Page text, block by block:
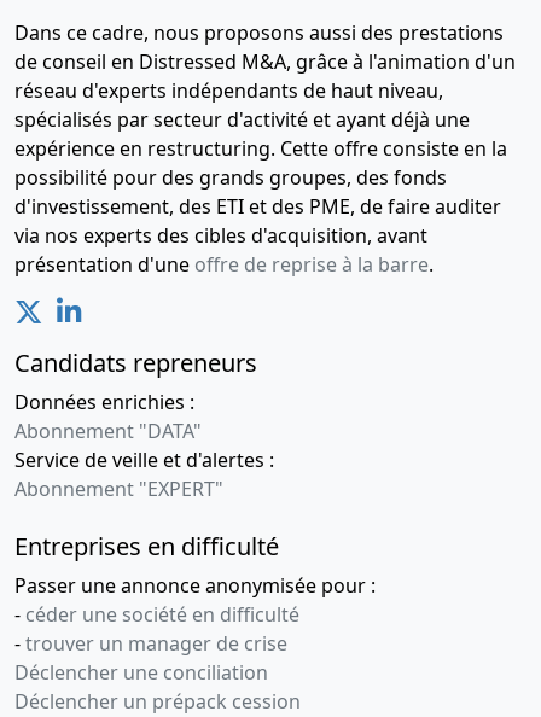
Dans ce cadre, nous proposons aussi des prestations
de conseil en Distressed M&A, grâce à l'animation d'un
réseau d'experts indépendants de haut niveau,
spécialisés par secteur d'activité et ayant déjà une
expérience en restructuring. Cette offre consiste en la
possibilité pour des grands groupes, des fonds
d'investissement, des ETI et des PME, de faire auditer
via nos experts des cibles d'acquisition, avant
présentation d'une offre de reprise à la barre.
Candidats repreneurs
Données enrichies :
Abonnement "DATA"
Service de veille et d'alertes :
Abonnement "EXPERT"
Entreprises en difficulté
Passer une annonce anonymisée pour :
- céder une société en difficulté
-trouver un manager de crise
Déclencher une conciliation
Déclencher un prépack cession